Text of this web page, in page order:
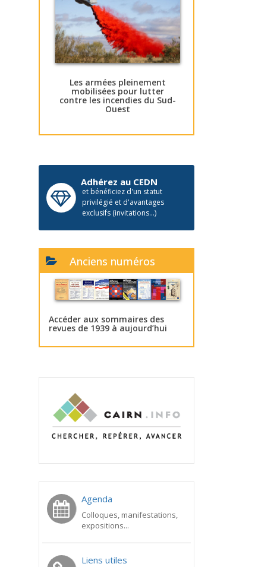
Les armées pleinement
mobilisées pour lutter
contre les incendies du Sud-
Ouest
Adhérez au CEDN
et bénéficiez d'un statut
privilégié et d'avantages
exclusifs (invitations...)
Anciens numéros
Accéder aux sommaires des
revues de 1939 à aujourd’hui
Agenda
Colloques, manifestations,
expositions...
Liens utiles